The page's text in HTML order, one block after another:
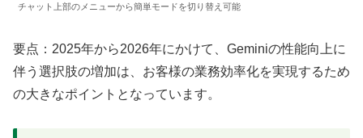
チャット上部のメニューから簡単モードを切り替え可能
要点：2025年から2026年にかけて、Geminiの性能向上に
伴う選択肢の増加は、お客様の業務効率化を実現するため
の大きなポイントとなっています。